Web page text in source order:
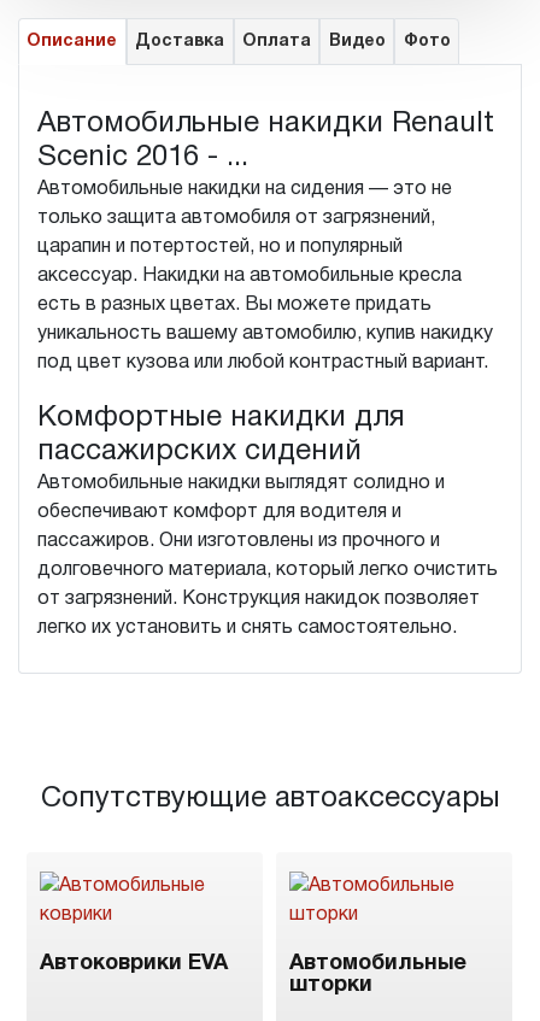
Описание Доставка Оплата Видео Фото
Автомобильные накидки Renault
Scenic 2016 - ...
Автомобильные накидки на сидения — это не
только защита автомобиля от загрязнений,
царапин и потертостей, но и популярный
аксессуар. Накидки на автомобильные кресла
есть в разных цветах. Вы можете придать
уникальность вашему автомобилю, купив накидку
под цвет кузова или любой контрастный вариант.
Комфортные накидки для
пассажирских сидений
Автомобильные накидки выглядят солидно и
обеспечивают комфорт для водителя и
пассажиров. Они изготовлены из прочного и
долговечного материала, который легко очистить
от загрязнений. Конструкция накидок позволяет
легко их установить и снять самостоятельно.
Сопутствующие автоаксессуары
Автоковрики EVA
Автомобильные
шторки